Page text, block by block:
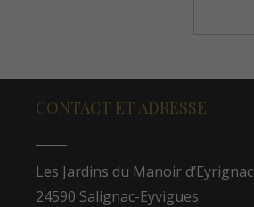
CONTACT ET ADRESSE
Les Jardins du Manoir d’Eyrignac
24590 Salignac-Eyvigues